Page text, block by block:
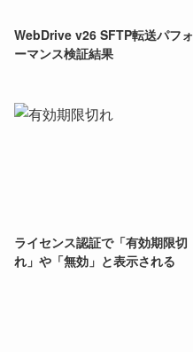
WebDrive v26 SFTP転送パフォ
ーマンス検証結果
ライセンス認証で「有効期限切
れ」や「無効」と表示される